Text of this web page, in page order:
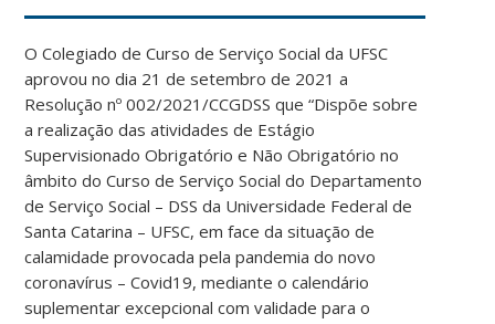
O Colegiado de Curso de Serviço Social da UFSC
aprovou no dia 21 de setembro de 2021 a
Resolução nº 002/2021/CCGDSS que “Dispõe sobre
a realização das atividades de Estágio
Supervisionado Obrigatório e Não Obrigatório no
âmbito do Curso de Serviço Social do Departamento
de Serviço Social – DSS da Universidade Federal de
Santa Catarina – UFSC, em face da situação de
calamidade provocada pela pandemia do novo
coronavírus – Covid19, mediante o calendário
suplementar excepcional com validade para o